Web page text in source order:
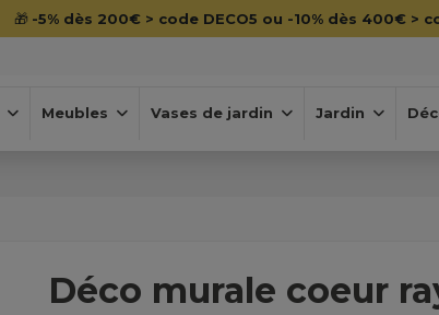
🎁 -5% dès 200€ > code DECO5 ou -10% dès 400€ >
Meubles Vases de jardin Jardin
Déco murale coeur